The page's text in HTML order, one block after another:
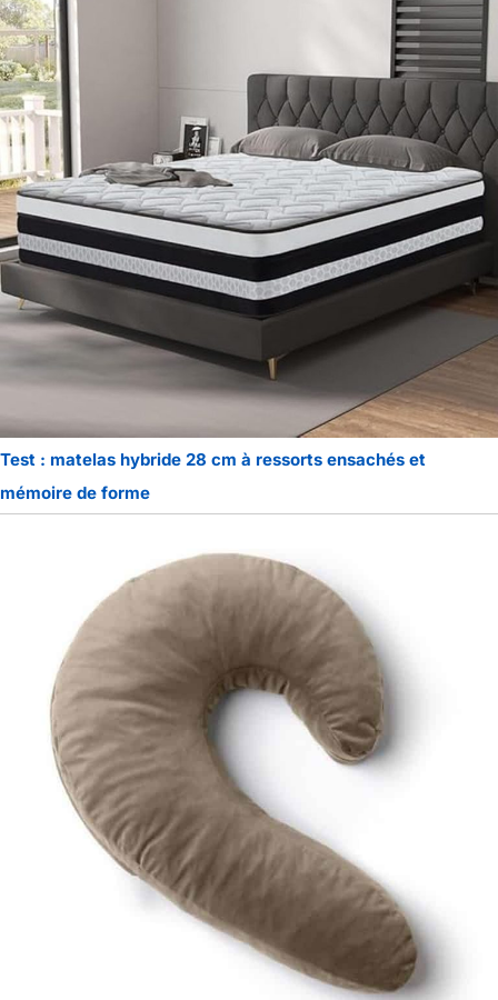
Test : matelas hybride 28 cm à ressorts ensachés et
mémoire de forme